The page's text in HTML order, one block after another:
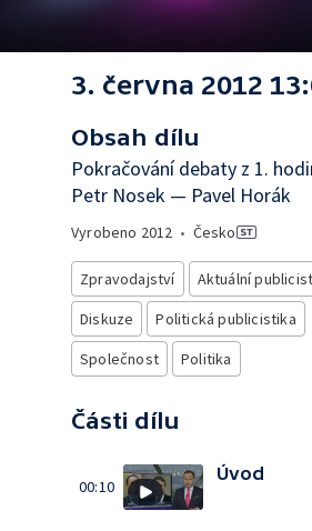
3. června 2012
Obsah dílu
Pokračování debaty z 1.
Petr Nosek — Pavel Horák
Vyrobeno 2012 • Česko
Zpravodajství
Aktuální
Diskuze
Politická publicistika
Společnost
Politika
Části dílu
00:10
Úvod